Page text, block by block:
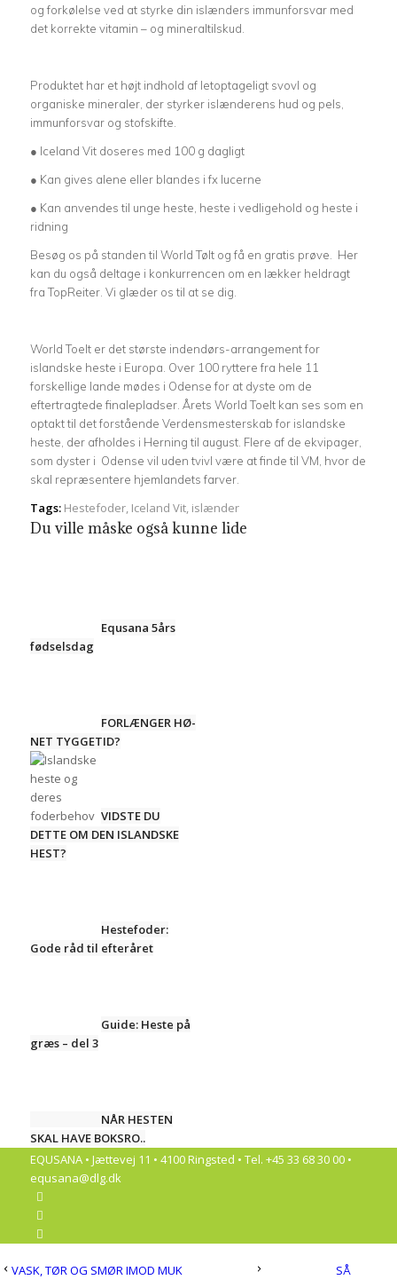
og forkølelse ved at styrke din islænders immunforsvar med
det korrekte vitamin – og mineraltilskud.
Pro­duktet har et højt indhold af letoptageligt svovl og
organiske mineraler, der styrker islænderens hud og pels,
immunforsvar og stofskifte.
● Iceland Vit doseres med 100 g dagligt
● Kan gives alene eller blandes i fx lucerne
● Kan anvendes til unge heste, heste i vedligehold og heste i
ridning
Besøg os på standen til World Tølt og få en gratis prøve. Her
kan du også deltage i konkurrencen om en lækker heldragt
fra TopReiter. Vi glæder os til at se dig.
World Toelt er det største indendørs-arrangement for
islandske heste i Europa. Over 100 ryttere fra hele 11
forskellige lande mødes i Odense for at dyste om de
eftertragtede finalepladser. Årets World Toelt kan ses som en
optakt til det forstående Verdensmesterskab for islandske
heste, der afholdes i Herning til august. Flere af de ekvipager,
som dyster i Odense vil uden tvivl være at finde til VM, hvor de
skal repræsentere hjemlandets farver.
Tags: Hestefoder, Iceland Vit, islænder
Du ville måske også kunne lide
Equsana 5års
fødselsdag
FORLÆNGER HØ-
NET TYGGETID?
VIDSTE DU
DETTE OM DEN ISLANDSKE
HEST?
Hestefoder:
Gode råd til efteråret
Guide: Heste på
græs – del 3
NÅR HESTEN
SKAL HAVE BOKSRO..
EQUSANA • Jættevej 11 • 4100 Ringsted • Tel. +45 33 68 30 00 •
equsana@dlg.dk
VASK, TØR OG SMØR IMOD MUK SÅ